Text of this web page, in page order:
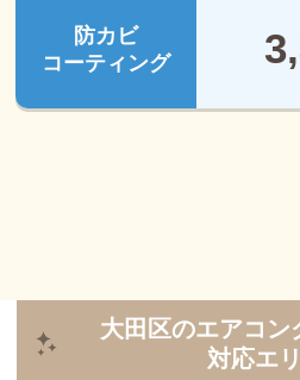
防カビ
コーティング
大田区のエアコン
対応エ